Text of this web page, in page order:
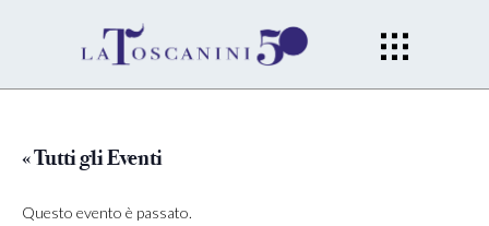
« Tutti gli Eventi
Questo evento è passato.